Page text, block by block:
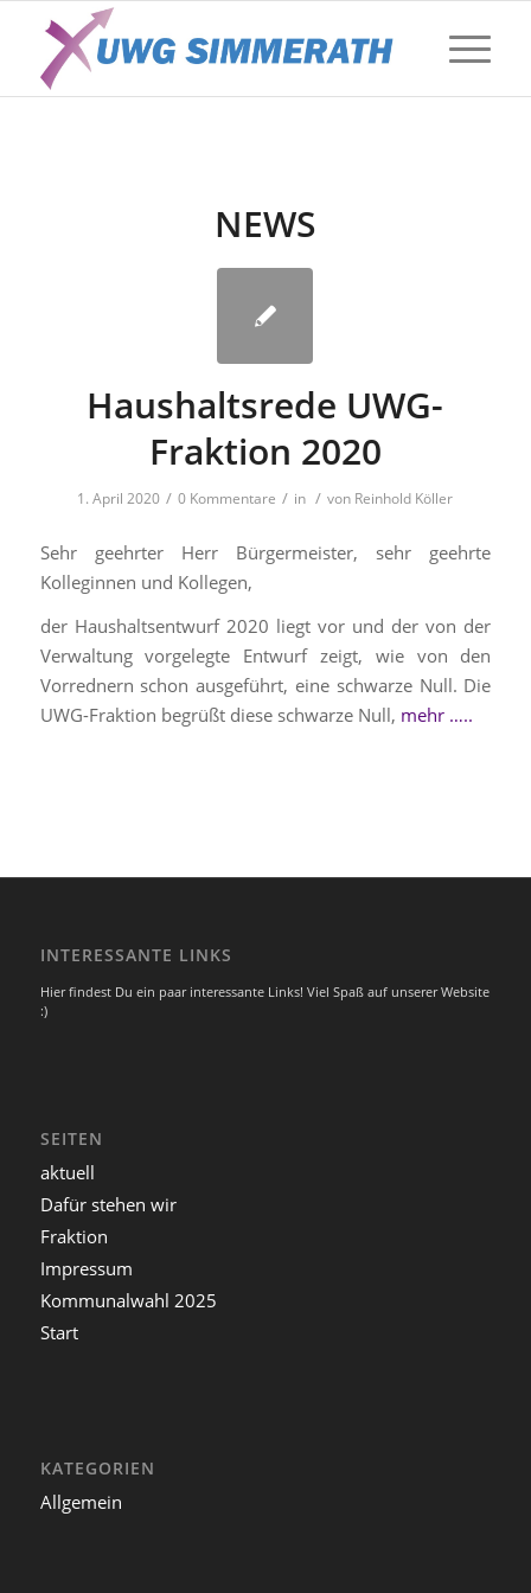
NEWS
Haushaltsrede UWG-
Fraktion 2020
1. April 2020 / 0 Kommentare / in / von Reinhold Köller
Sehr geehrter Herr Bürgermeister, sehr geehrte
Kolleginnen und Kollegen,
der Haushaltsentwurf 2020 liegt vor und der von der
Verwaltung vorgelegte Entwurf zeigt, wie von den
Vorrednern schon ausgeführt, eine schwarze Null. Die
UWG-Fraktion begrüßt diese schwarze Null, mehr …..
INTERESSANTE LINKS
Hier findest Du ein paar interessante Links! Viel Spaß auf unserer Website
:)
SEITEN
aktuell
Dafür stehen wir
Fraktion
Impressum
Kommunalwahl 2025
Start
KATEGORIEN
Allgemein